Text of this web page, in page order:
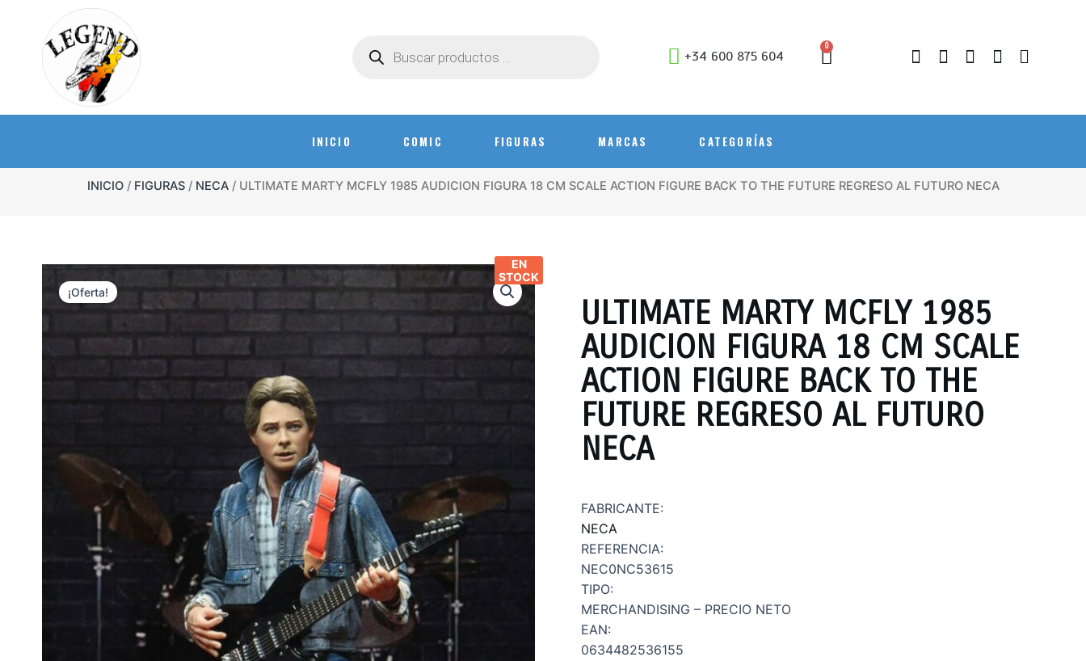
+34 600 875 604
0
INICIO COMIC FIGURAS MARCAS CATEGORÍAS
INICIO/ FIGURAS/ NECA/ ULTIMATE MARTY MCFLY 1985 AUDICION FIGURA 18 CM SCALE ACTION FIGURE BACK TO THE FUTURE REGRESO AL FUTURO NECA
¡Oferta!
EN
STOCK
ULTIMATE MARTY MCFLY 1985
AUDICION FIGURA 18 CM SCALE
ACTION FIGURE BACK TO THE
FUTURE REGRESO AL FUTURO
NECA
FABRICANTE:
NECA
REFERENCIA:
NEC0NC53615
TIPO:
MERCHANDISING – PRECIO NETO
EAN:
0634482536155